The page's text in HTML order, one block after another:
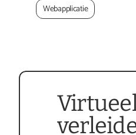
Webapplicatie